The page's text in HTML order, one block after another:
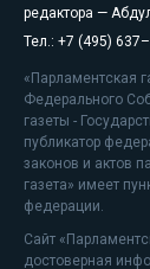
редактора —
Тел.: +7 (495)
«Парламентская
Федерального
газеты -
публикатор
законов и актов
газета» имеет
федерации.
Сайт
достоверная